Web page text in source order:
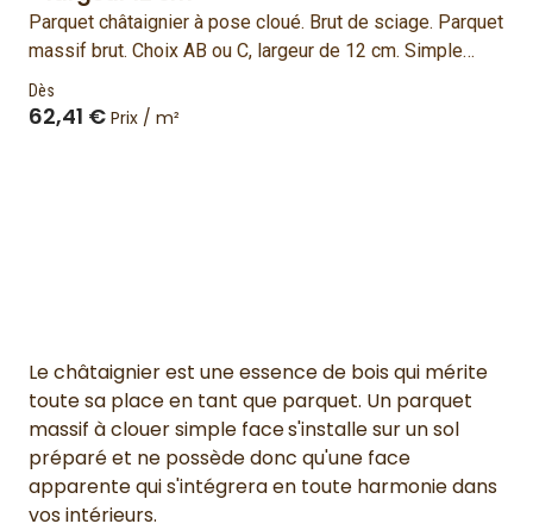
Parquet châtaignier à pose cloué. Brut de sciage. Parquet
massif brut. Choix AB ou C, largeur de 12 cm. Simple
face. Bois français et fabriqué en France.
Dès
62,41 € Prix / m²
Le châtaignier est une essence de bois qui mérite
toute sa place en tant que parquet. Un parquet
massif à clouer simple faces'installe sur un sol
préparé et ne possède donc qu'une face
apparente qui s'intégrera en toute harmonie dans
vos intérieurs.